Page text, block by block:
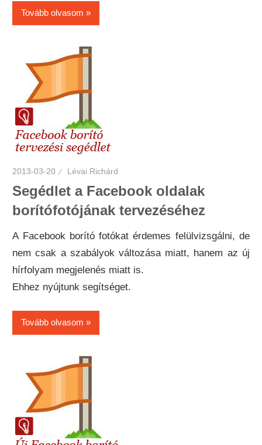
Tovább olvasom
2013-03-20 Lévai Richárd
Segédlet a Facebook oldalak
borítófotójának tervezéséhez
A Facebook borító fotókat érdemes felülvizsgálni, de
nem csak a szabályok változása miatt, hanem az új
hírfolyam megjelenés miatt is.
Ehhez nyújtunk segítséget.
Tovább olvasom